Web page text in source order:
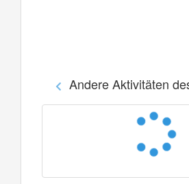
Andere Aktivitäten